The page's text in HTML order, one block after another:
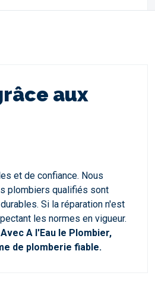
aux
et de confiance. Nous
plombiers qualifiés sont
Si la réparation n'est
les normes en vigueur.
Avec A l'Eau le Plombier,
de plomberie fiable.